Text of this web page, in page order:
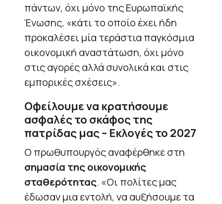
πάντων, όχι μόνο της Ευρωπαϊκής
Ένωσης, «κάτι το οποίο έχει ήδη
προκαλέσει μία τεράστια παγκόσμια
οικονομική αναστάτωση, όχι μόνο
στις αγορές αλλά συνολικά και στις
εμπορικές σχέσεις».
Οφείλουμε να κρατήσουμε
ασφαλές το σκάφος της
πατρίδας μας – Εκλογές το 2027
Ο πρωθυπουργός αναφέρθηκε στη
σημασία της οικονομικής
σταθερότητας. «Οι πολίτες μας
έδωσαν μια εντολή, να αυξήσουμε τα